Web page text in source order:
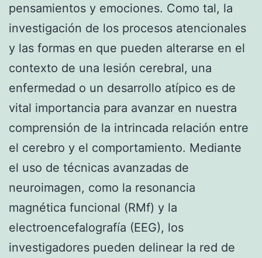
pensamientos y emociones. Como tal, la
investigación de los procesos atencionales
y las formas en que pueden alterarse en el
contexto de una lesión cerebral, una
enfermedad o un desarrollo atípico es de
vital importancia para avanzar en nuestra
comprensión de la intrincada relación entre
el cerebro y el comportamiento. Mediante
el uso de técnicas avanzadas de
neuroimagen, como la resonancia
magnética funcional (RMf) y la
electroencefalografía (EEG), los
investigadores pueden delinear la red de